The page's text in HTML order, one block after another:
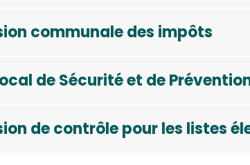
communale des impôts
de Sécurité et de
de contrôle pour les listes